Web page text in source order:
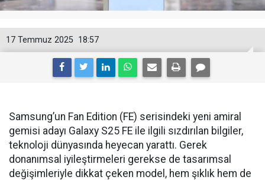
18:57
17 Temmuz 2025
Samsung’un Fan Edition (FE) serisindeki yeni amiral
gemisi adayı Galaxy S25 FE ile ilgili sızdırılan bilgiler,
teknoloji dünyasında heyecan yarattı. Gerek
donanımsal iyileştirmeleri gerekse de tasarımsal
değişimleriyle dikkat çeken model, hem şıklık hem de